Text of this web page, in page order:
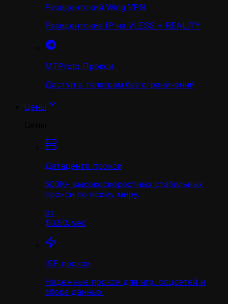
Резидентский Wing VPN
Резидентские IP на VLESS + REALITY
MTProto Прокси
Доступ в телеграм без ограничений
Цены
Датацентр прокси
500K+ высокоскоростных стабильных
прокси по всему миру.
от
$0.90/мес
ISP прокси
Надёжные прокси для игр, соцсетей и
сбора данных.